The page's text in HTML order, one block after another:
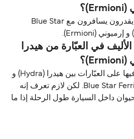
إيه، الركاب بدون سيارات يقدرون يسافرون مع Blue Star
في العبّارة من هيدرا
الحيوانات الأليفة مسموح فيها على العبّارات بين هيدرا (Hydra) و
إرميوني (Ermioni) مع Blue Star Ferries. لكن لازم تعرف إنه
داخل السيارة طول الرحلة إذا ما